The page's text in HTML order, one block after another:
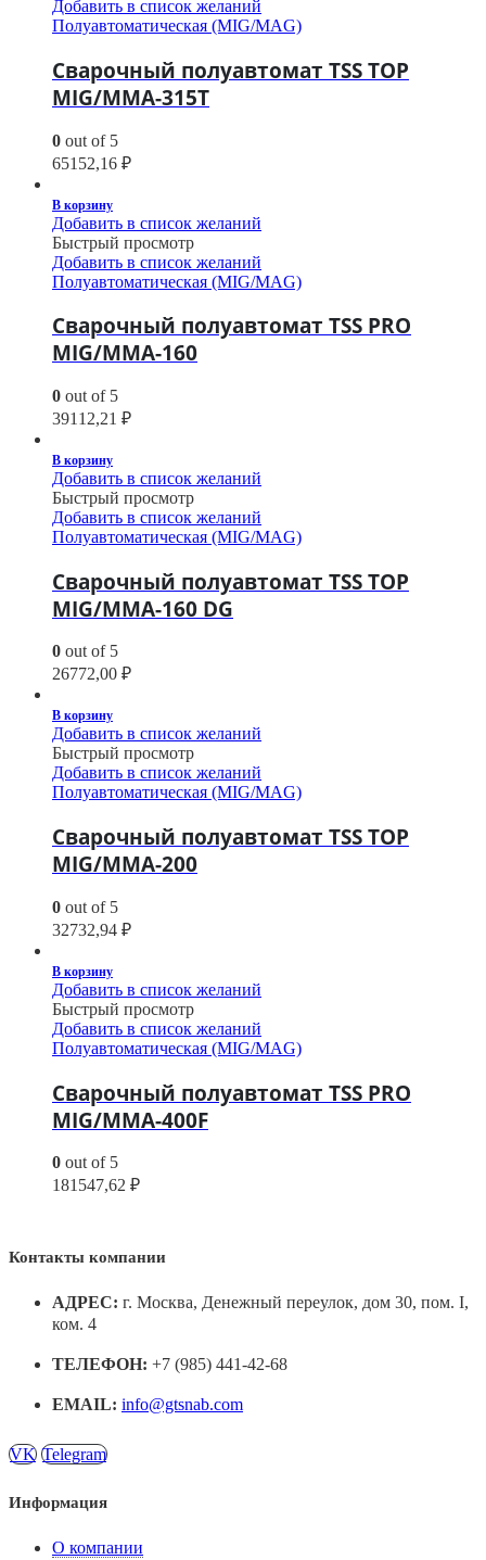
Добавить в список желаний
Полуавтоматическая (MIG/MAG)
Сварочный полуавтомат TSS TOP
MIG/MMA-315T
0 out of 5
65152,16 ₽
В корзину
Добавить в список желаний
Быстрый просмотр
Добавить в список желаний
Полуавтоматическая (MIG/MAG)
Сварочный полуавтомат TSS PRO
MIG/MMA-160
0 out of 5
39112,21 ₽
В корзину
Добавить в список желаний
Быстрый просмотр
Добавить в список желаний
Полуавтоматическая (MIG/MAG)
Сварочный полуавтомат TSS TOP
MIG/MMA-160 DG
0 out of 5
26772,00 ₽
В корзину
Добавить в список желаний
Быстрый просмотр
Добавить в список желаний
Полуавтоматическая (MIG/MAG)
Сварочный полуавтомат TSS TOP
MIG/MMA-200
0 out of 5
32732,94 ₽
В корзину
Добавить в список желаний
Быстрый просмотр
Добавить в список желаний
Полуавтоматическая (MIG/MAG)
Сварочный полуавтомат TSS PRO
MIG/MMA-400F
0 out of 5
181547,62 ₽
Контакты компании
АДРЕС: г. Москва, Денежный переулок, дом 30, пом. I,
ком. 4
ТЕЛЕФОН: +7 (985) 441-42-68
EMAIL: info@gtsnab.com
VK Telegram
Информация
О компании